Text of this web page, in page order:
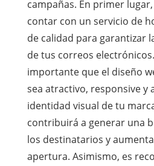
campañas. En primer
contar con un servicio de
de calidad para garantizar
de tus correos
importante que el diseño
sea atractivo, responsive y
identidad visual de tu
contribuirá a generar una
los destinatarios y
apertura. Asimismo, es